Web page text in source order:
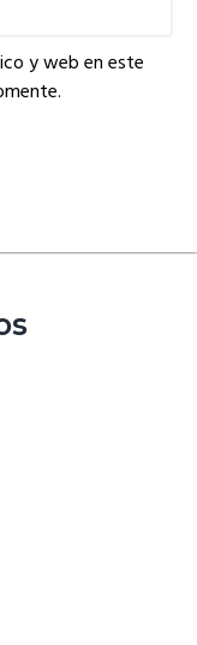
y web en este